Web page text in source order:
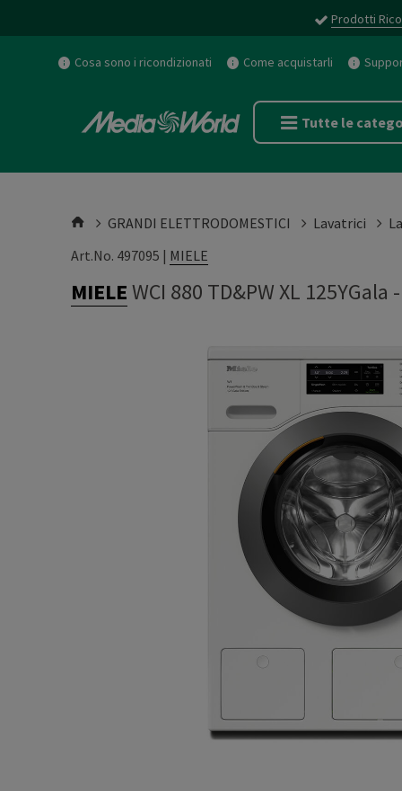
Prodotti
Cosa sono i ricondizionati Come acquistarli
Tutte le
GRANDI ELETTRODOMESTICI Lavatrici
Art.No. 497095 | MIELE
MIELEWCI 880 TD&PW XL 125YGala -